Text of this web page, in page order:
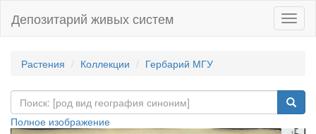
Депозитарий живых систем
Растения Коллекции Гербарий МГУ
Полное изображение